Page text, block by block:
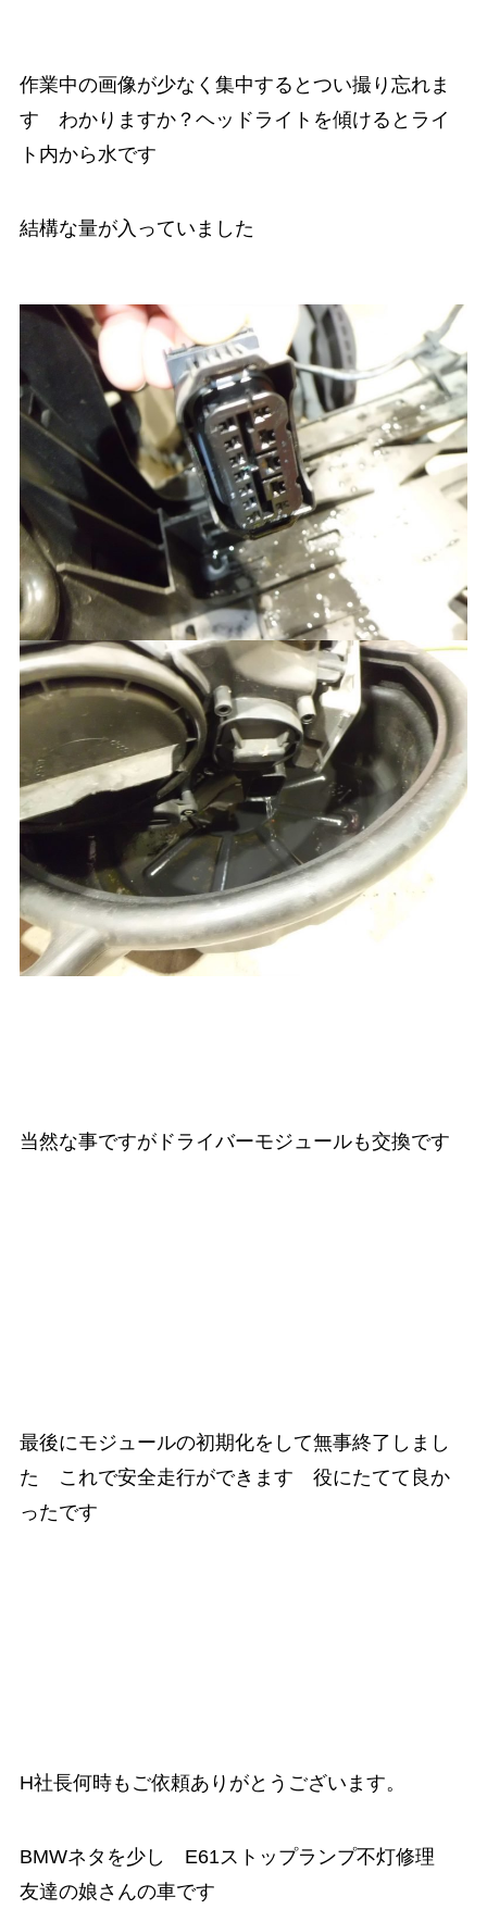
作業中の画像が少なく集中するとつい撮り忘れま
す わかりますか？ヘッドライトを傾けるとライ
ト内から水です
結構な量が入っていました
当然な事ですがドライバーモジュールも交換です
最後にモジュールの初期化をして無事終了しまし
た これで安全走行ができます 役にたてて良か
ったです
H社長何時もご依頼ありがとうございます。
BMWネタを少し E61ストップランプ不灯修理
友達の娘さんの車です